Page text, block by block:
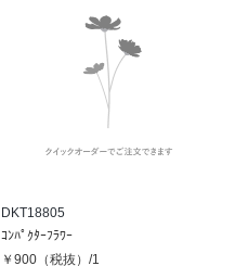
DKT18805
ｺﾝﾊﾟｸﾀｰﾌﾗﾜｰ
￥900（税抜）/1